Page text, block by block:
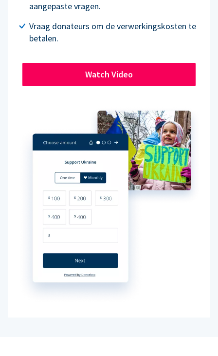
aangepaste vragen.
Vraag donateurs om de verwerkingskosten te
betalen.
Watch Video